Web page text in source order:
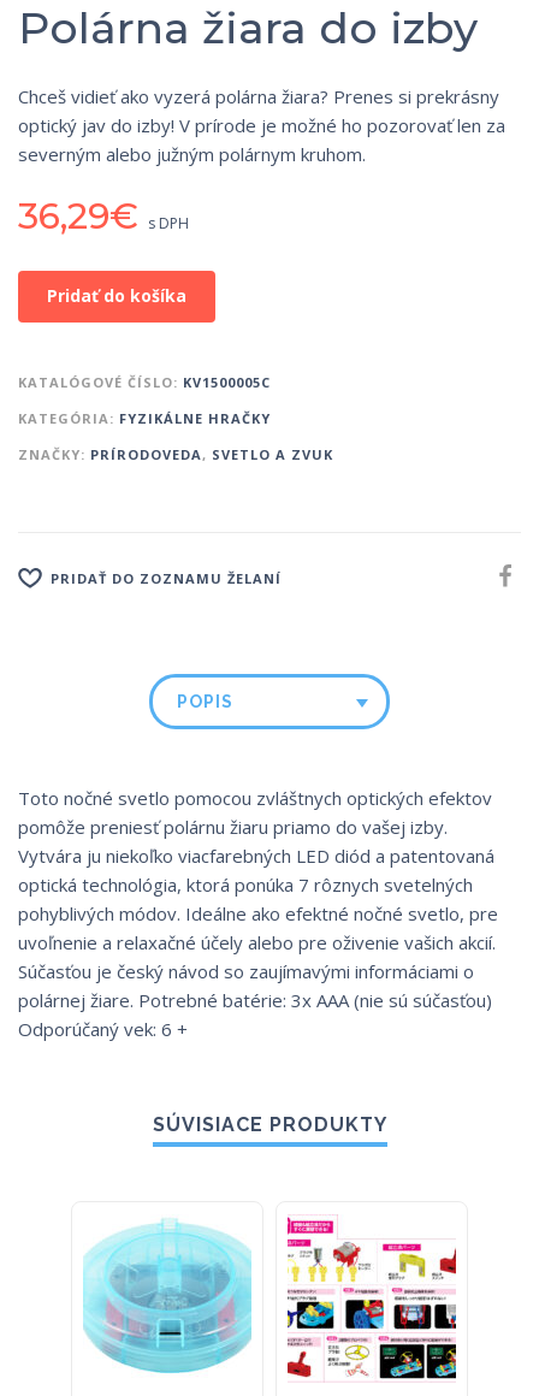
Polárna žiara do izby
Chceš vidieť ako vyzerá polárna žiara? Prenes si prekrásny
optický jav do izby! V prírode je možné ho pozorovať len za
severným alebo južným polárnym kruhom.
36,29€ s DPH
Pridať do košíka
KATALÓGOVÉ ČÍSLO: KV1500005C
KATEGÓRIA: FYZIKÁLNE HRAČKY
ZNAČKY: PRÍRODOVEDA, SVETLO A ZVUK
PRIDAŤ DO ZOZNAMU ŽELANÍ
POPIS
Toto nočné svetlo pomocou zvláštnych optických efektov
pomôže preniesť polárnu žiaru priamo do vašej izby.
Vytvára ju niekoľko viacfarebných LED diód a patentovaná
optická technológia, ktorá ponúka 7 rôznych svetelných
pohyblivých módov. Ideálne ako efektné nočné svetlo, pre
uvoľnenie a relaxačné účely alebo pre oživenie vašich akcií.
Súčasťou je český návod so zaujímavými informáciami o
polárnej žiare. Potrebné batérie: 3x AAA (nie sú súčasťou)
Odporúčaný vek: 6 +
SÚVISIACE PRODUKTY